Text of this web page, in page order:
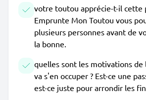
votre toutou apprécie-t-il cette
Emprunte Mon Toutou vous
plusieurs personnes avant de
la bonne.
quelles sont les motivations de
va s'en occuper ? Est-ce une
est-ce juste pour arrondir les